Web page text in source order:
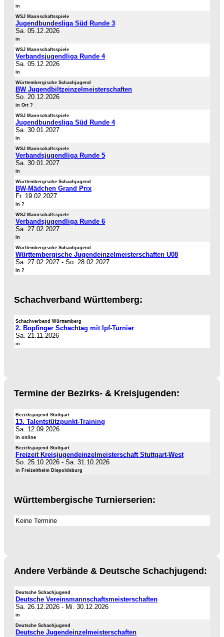
in
WSJ Mannschaftsspiele
Jugendbundesliga Süd Runde 3
Sa. 05.12.2026
in
WSJ Mannschaftsspiele
Verbandsjugendliga Runde 4
Sa. 05.12.2026
in
Württembergische Schachjugend
BW Jugendbiltzeinzelmeisterschaften
So. 20.12.2026
in Ort ?
WSJ Mannschaftsspiele
Jugendbundesliga Süd Runde 4
Sa. 30.01.2027
in
WSJ Mannschaftsspiele
Verbandsjugendliga Runde 5
Sa. 30.01.2027
in
Württembergische Schachjugend
BW-Mädchen Grand Prix
Fr. 19.02.2027
in ?
WSJ Mannschaftsspiele
Verbandsjugendliga Runde 6
Sa. 27.02.2027
in
Württembergische Schachjugend
Württembergische Jugendeinzelmeisterschaften U08
Sa. 27.02.2027 - So. 28.02.2027
in ?
Schachverband Württemberg:
Schachverband Württemberg
2. Bopfinger Schachtag mit Ipf-Turnier
Sa. 21.11.2026
in
Termine der Bezirks- & Kreisjugenden:
Bezirksjugend Stuttgart
13. Talentstützpunkt-Training
Sa. 12.09.2026
in online
Bezirksjugend Stuttgart
Freizeit Kreisjugendeinzelmeisterschaft Stuttgart-West
So. 25.10.2026 - Sa. 31.10.2026
in Freizeitheim Diepoldsburg
Württembergische Turnierserien:
Keine Termine
Andere Verbände & Deutsche Schachjugend:
Deutsche Schachjugend
Deutsche Vereinsmannschaftsmeisterschaften
Sa. 26.12.2026 - Mi. 30.12.2026
in
Deutsche Schachjugend
Deutsche Jugendeinzelmeisterschaften